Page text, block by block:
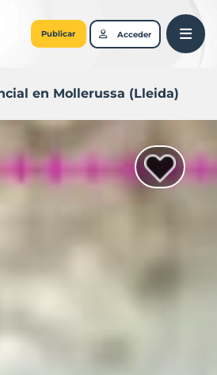
Publicar Acceder
en Mollerussa (Lleida)